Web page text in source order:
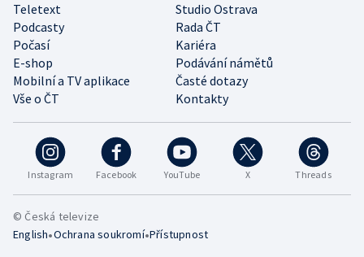
Instagram Facebook YouTube X Threads
Teletext
Studio Ostrava
Podcasty
Rada ČT
Počasí
Kariéra
E-shop
Podávání námětů
Mobilní a TV aplikace
Časté dotazy
Vše o ČT
Kontakty
© Česká televize
English•Ochrana soukromí•Přístupnost